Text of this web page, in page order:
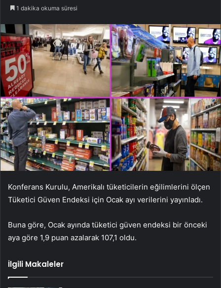
1 dakika okuma süresi
Konferans Kurulu, Amerikalı tüketicilerin eğilimlerini ölçen
Tüketici Güven Endeksi için Ocak ayı verilerini yayınladı.
Buna göre, Ocak ayında tüketici güven endeksi bir önceki
aya göre 1,9 puan azalarak 107,1 oldu.
İlgili Makaleler